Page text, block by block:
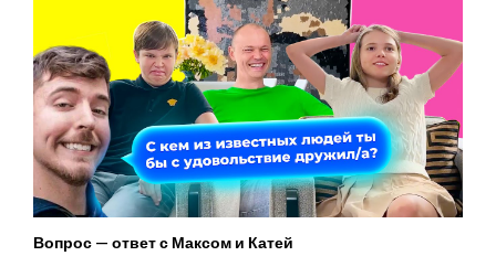
Вопрос — ответ с Максом и Катей